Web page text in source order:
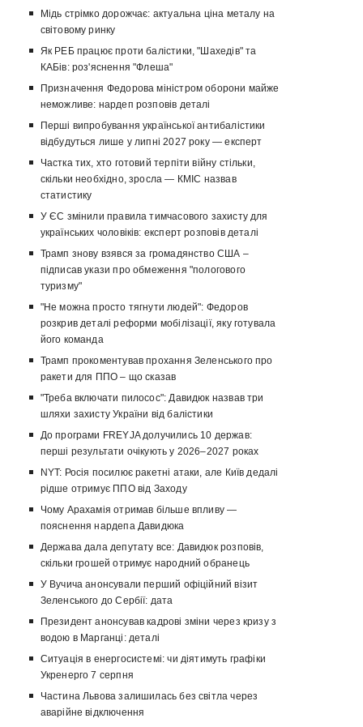
Мідь стрімко дорожчає: актуальна ціна металу на
світовому ринку
Як РЕБ працює проти балістики, "Шахедів" та
КАБів: роз'яснення "Флеша"
Призначення Федорова міністром оборони майже
неможливе: нардеп розповів деталі
Перші випробування української антибалістики
відбудуться лише у липні 2027 року — експерт
Частка тих, хто готовий терпіти війну стільки,
скільки необхідно, зросла — КМІС назвав
статистику
У ЄС змінили правила тимчасового захисту для
українських чоловіків: експерт розповів деталі
Трамп знову взявся за громадянство США –
підписав укази про обмеження "пологового
туризму"
"Не можна просто тягнути людей": Федоров
розкрив деталі реформи мобілізації, яку готувала
його команда
Трамп прокоментував прохання Зеленського про
ракети для ППО – що сказав
"Треба включати пилосос": Давидюк назвав три
шляхи захисту України від балістики
До програми FREYJA долучились 10 держав:
перші результати очікують у 2026–2027 роках
NYT: Росія посилює ракетні атаки, але Київ дедалі
рідше отримує ППО від Заходу
Чому Арахамія отримав більше впливу —
пояснення нардепа Давидюка
Держава дала депутату все: Давидюк розповів,
скільки грошей отримує народний обранець
У Вучича анонсували перший офіційний візит
Зеленського до Сербії: дата
Президент анонсував кадрові зміни через кризу з
водою в Марганці: деталі
Ситуація в енергосистемі: чи діятимуть графіки
Укренерго 7 серпня
Частина Львова залишилась без світла через
аварійне відключення